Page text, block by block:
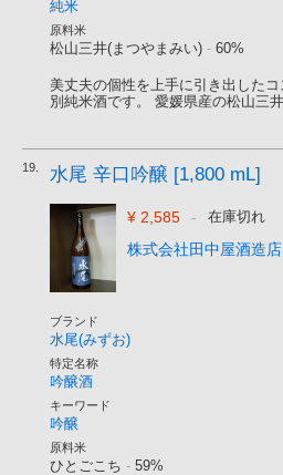
純米
原料米
松山三井(まつやまみい) - 60%
美丈夫の個性を上手に引き出した
別純米酒です。 愛媛県産の松山三
19. 水尾 辛口吟醸 [1,800 mL]
¥ 2,585 - 在庫切れ
株式会社田中屋酒造店
ブランド
水尾(みずお)
特定名称
吟醸酒
キーワード
吟醸
原料米
ひとごこち - 59%